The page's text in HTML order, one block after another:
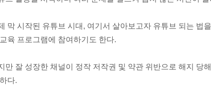
막 시작된 유튜브 시대, 여기서 살아보고자 유튜브 되는 법
육 프로그램에 참여하기도 한다.
만 잘 성장한 채널이 정작 저작권 및 약관 위반으로 해지 당
다.